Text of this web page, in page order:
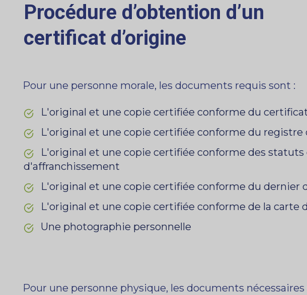
Procédure d’obtention d’un
certificat d’origine
Pour une personne morale, les documents requis sont :
L'original et une copie certifiée conforme du
L'original et une copie certifiée conforme du registre
L'original et une copie certifiée conforme des
d'affranchissement
L'original et une copie certifiée conforme du dernier
L'original et une copie certifiée conforme de la
Une photographie personnelle
Pour une personne physique, les documents nécessaires